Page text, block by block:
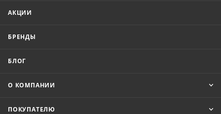
АКЦИИ
БРЕНДЫ
БЛОГ
О КОМПАНИИ
ПОКУПАТЕЛЮ